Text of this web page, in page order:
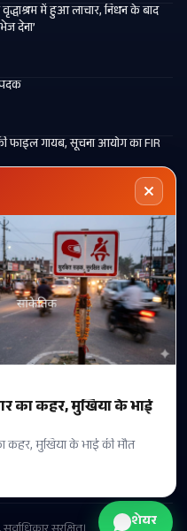
में हुआ लाचार, निधन के बाद
देना’
फाइल गायब, सूचना आयोग का FIR
श्रेणियाँ
Recent
खगड़िया
आपका शहर
परबत्ता
गोगरी
मानसी
का कहर, मुखिया के भाई
कहर, मुखिया के भाई की मौत
शेयर